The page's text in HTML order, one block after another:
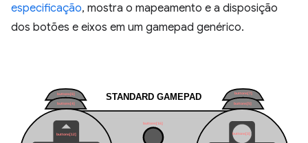
especificação, mostra o mapeamento e a disposição
dos botões e eixos em um gamepad genérico.